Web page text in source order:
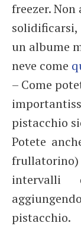
freezer.
un albume
neve come
– Come
pistacchio
Potete
frullatorino)
intervalli
pistacchio.